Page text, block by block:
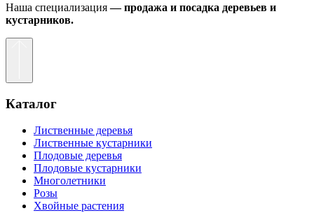
Наша специализация— продажа и посадка деревьев и
кустарников.
Каталог
Лиственные деревья
Лиственные кустарники
Плодовые деревья
Плодовые кустарники
Многолетники
Розы
Хвойные растения